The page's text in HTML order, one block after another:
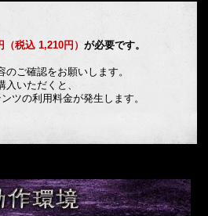
（税込 1,210円）が必要です。
のご確認をお願いします。
入いただくと、
ツの利用料金が発生します。